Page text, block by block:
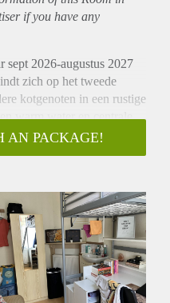
if you have any
2026-augustus 2027
zich op het tweede
kotgenoten in een rustige
warm water en centrale
en douche zijn
een gemeenschappelijk
nabijheid van
PRIJS : 445 euro per
internet) Enkel voor
AN PACKAGE!